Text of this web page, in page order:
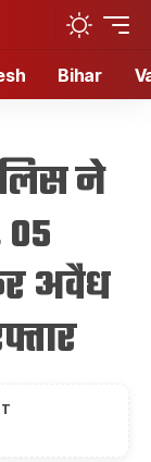
Bihar
ने
अवैध